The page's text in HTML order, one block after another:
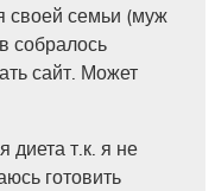
своей семьи (муж
собралось
сайт. Может
диета т.к. я не
готовить